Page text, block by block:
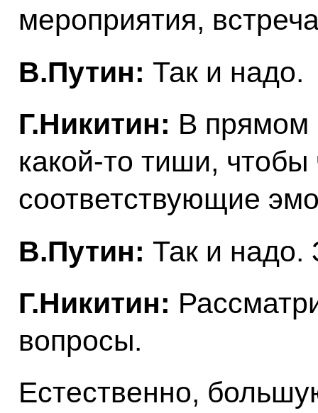
мероприятия,
В.Путин: Так и надо.
Г.Никитин: В прямом
какой-то тиши, чтобы
соответствующие
В.Путин: Так и надо.
Г.Никитин:
вопросы.
Естественно,